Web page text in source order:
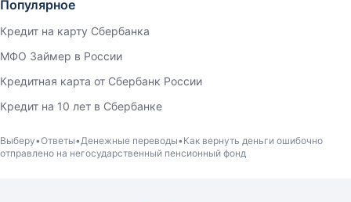
Популярное
Кредит на карту Сбербанка
МФО Займер в России
Кредитная карта от Сбербанк России
Кредит на 10 лет в Сбербанке
Выберу Ответы Денежные переводы Как вернуть деньги ошибочно
отправлено на негосударственный пенсионный фонд